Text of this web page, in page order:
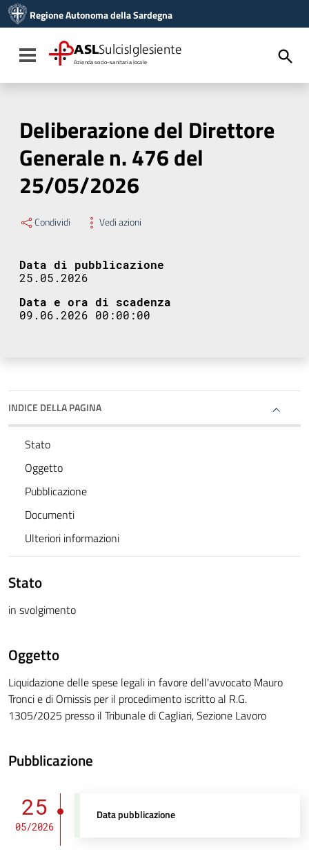
Vai al menu di navigazione
Vai al footer
Regione Autonoma della Sardegna
Toggle navigation
ASLSulcisIglesiente
Azienda socio-sanitaria locale
Deliberazione del Direttore
Generale n. 476 del
25/05/2026
Condividi Vedi azioni
Data di pubblicazione
25.05.2026
Data e ora di scadenza
09.06.2026 00:00:00
INDICE DELLA PAGINA
Stato
Oggetto
Pubblicazione
Documenti
Ulteriori informazioni
Stato
in svolgimento
Oggetto
Liquidazione delle spese legali in favore dell'avvocato Mauro
Tronci e di Omissis per il procedimento iscritto al R.G.
1305/2025 presso il Tribunale di Cagliari, Sezione Lavoro
Pubblicazione
25
05/2026
Data pubblicazione